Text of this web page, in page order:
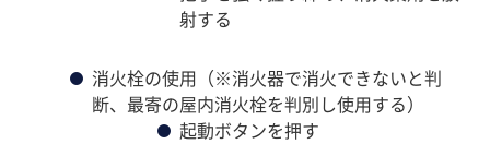
射する
消火栓の使用（※消火器で消火できないと判
断、最寄の屋内消火栓を判別し使用する）
起動ボタンを押す